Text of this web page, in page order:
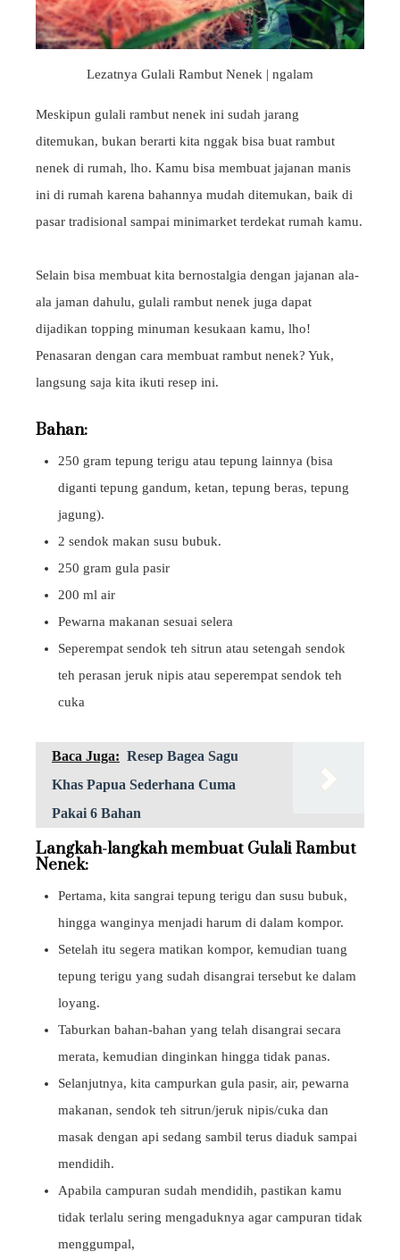
Lezatnya Gulali Rambut Nenek | ngalam
Meskipun gulali rambut nenek ini sudah jarang
ditemukan, bukan berarti kita nggak bisa buat rambut
nenek di rumah, lho. Kamu bisa membuat jajanan manis
ini di rumah karena bahannya mudah ditemukan, baik di
pasar tradisional sampai minimarket terdekat rumah kamu.
Selain bisa membuat kita bernostalgia dengan jajanan ala-
ala jaman dahulu, gulali rambut nenek juga dapat
dijadikan topping minuman kesukaan kamu, lho!
Penasaran dengan cara membuat rambut nenek? Yuk,
langsung saja kita ikuti resep ini.
Bahan:
250 gram tepung terigu atau tepung lainnya (bisa
diganti tepung gandum, ketan, tepung beras, tepung
jagung).
2 sendok makan susu bubuk.
250 gram gula pasir
200 ml air
Pewarna makanan sesuai selera
Seperempat sendok teh sitrun atau setengah sendok
teh perasan jeruk nipis atau seperempat sendok teh
cuka
Baca Juga: Resep Bagea Sagu
Khas Papua Sederhana Cuma
Pakai 6 Bahan
Langkah-langkah membuat Gulali Rambut
Nenek:
Pertama, kita sangrai tepung terigu dan susu bubuk,
hingga wanginya menjadi harum di dalam kompor.
Setelah itu segera matikan kompor, kemudian tuang
tepung terigu yang sudah disangrai tersebut ke dalam
loyang.
Taburkan bahan-bahan yang telah disangrai secara
merata, kemudian dinginkan hingga tidak panas.
Selanjutnya, kita campurkan gula pasir, air, pewarna
makanan, sendok teh sitrun/jeruk nipis/cuka dan
masak dengan api sedang sambil terus diaduk sampai
mendidih.
Apabila campuran sudah mendidih, pastikan kamu
tidak terlalu sering mengaduknya agar campuran tidak
menggumpal,